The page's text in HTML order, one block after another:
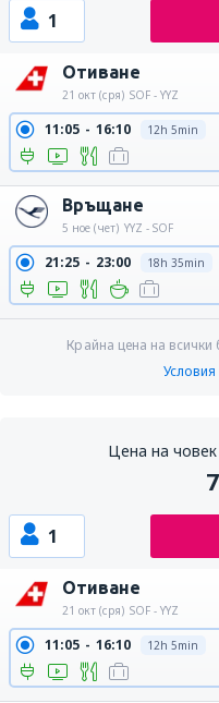
1
Отиване
21 окт (сря) SOF - YYZ
11:05 16:10 12h 5min
Връщане
5 ное (чет) YYZ - SOF
21:25 23:00 18h 35min
Крайна цена на всички
Условия
Цена на
1
Отиване
21 окт (сря) SOF - YYZ
11:05 16:10 12h 5min